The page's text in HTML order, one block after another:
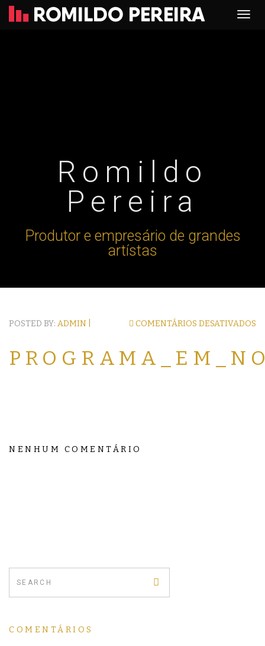
Romildo
Pereira
Produtor e empresário de grandes
artístas
POSTED BY: ADMIN | COMENTÁRIOS DESATIVADOS
NENHUM COMENTÁRIO
COMENTÁRIOS